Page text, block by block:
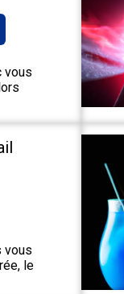
vous
vous
le